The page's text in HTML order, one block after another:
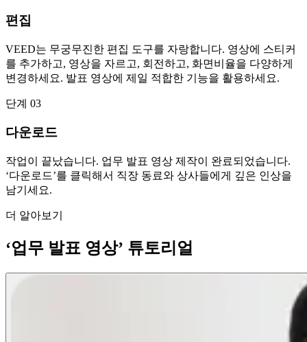
편집
VEED는 무궁무진한 편집 도구를 자랑합니다. 영상에 스티커
를 추가하고, 영상을 자르고, 회전하고, 화면비율을 다양하게
변경하세요. 발표 영상에 제일 적합한 기능을 활용하세요.
단계 03
다운로드
작업이 끝났습니다. 업무 발표 영상 제작이 완료되었습니다.
‘다운로드’를 클릭해서 직장 동료와 상사들에게 깊은 인상을
남기세요.
더 알아보기
‘업무 발표 영상’ 튜토리얼